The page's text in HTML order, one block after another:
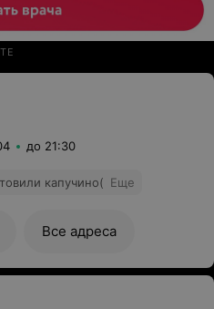
до 21:30
капучино( Еще
Все адреса